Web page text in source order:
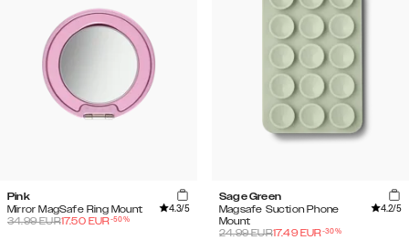
Pink
Mirror MagSafe Ring Mount
4.3/5
34.99EUR17.50 EUR-50%
Sage Green
Magsafe Suction Phone
Mount
4.2/5
24.99EUR17.49 EUR-30%